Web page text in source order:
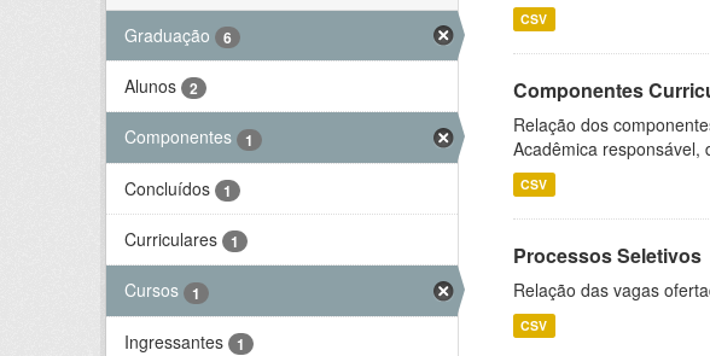
Graduação
6
Alunos 2
Componentes 1
Concluídos 1
Curriculares 1
Cursos 1
Ingressantes 1
CSV
Componentes
Relação dos
Acadêmica responsável,
CSV
Processos Seletivos
Relação das vagas
CSV